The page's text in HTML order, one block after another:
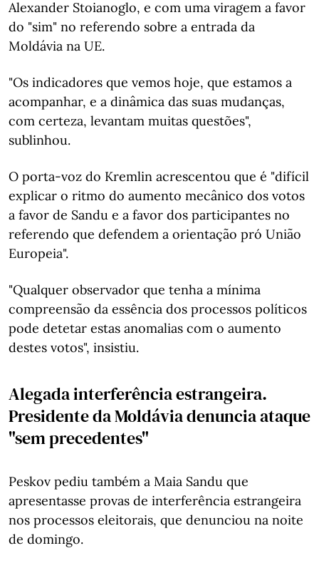
Alexander Stoianoglo, e com uma viragem a favor
do "sim" no referendo sobre a entrada da
Moldávia na UE.
"Os indicadores que vemos hoje, que estamos a
acompanhar, e a dinâmica das suas mudanças,
com certeza, levantam muitas questões",
sublinhou.
O porta-voz do Kremlin acrescentou que é "difícil
explicar o ritmo do aumento mecânico dos votos
a favor de Sandu e a favor dos participantes no
referendo que defendem a orientação pró União
Europeia".
"Qualquer observador que tenha a mínima
compreensão da essência dos processos políticos
pode detetar estas anomalias com o aumento
destes votos", insistiu.
Alegada interferência estrangeira.
Presidente da Moldávia denuncia ataque
"sem precedentes"
Peskov pediu também a Maia Sandu que
apresentasse provas de interferência estrangeira
nos processos eleitorais, que denunciou na noite
de domingo.